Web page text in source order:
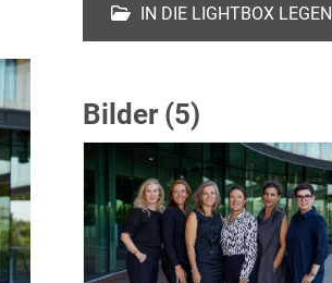
IN DIE LIGHTBOX LEGEN
Bilder (5)